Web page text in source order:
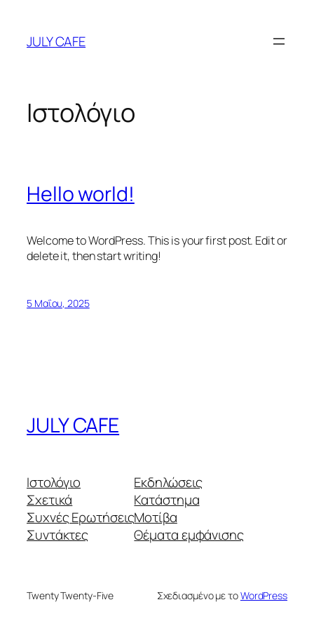
περιεχόμενο
JULY CAFE
Ιστολόγιο
Hello world!
Welcome to WordPress. This is your first post. Edit or
delete it, then start writing!
5 Μαΐου, 2025
JULY CAFE
Ιστολόγιο
Σχετικά
Συχνές Ερωτήσεις
Συντάκτες
Εκδηλώσεις
Κατάστημα
Μοτίβα
Θέματα εμφάνισης
Twenty Twenty-Five Σχεδιασμένο με τοWordPress